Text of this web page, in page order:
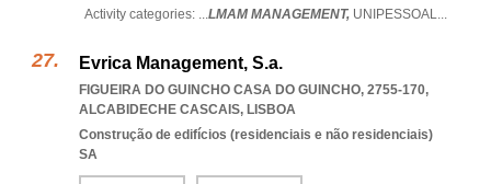
Activity categories: ...LMAM MANAGEMENT, UNIPESSOAL...
Evrica Management, S.a.
FIGUEIRA DO GUINCHO CASA DO GUINCHO, 2755-170,
ALCABIDECHE CASCAIS, LISBOA
Construção de edifícios (residenciais e não residenciais)
SA